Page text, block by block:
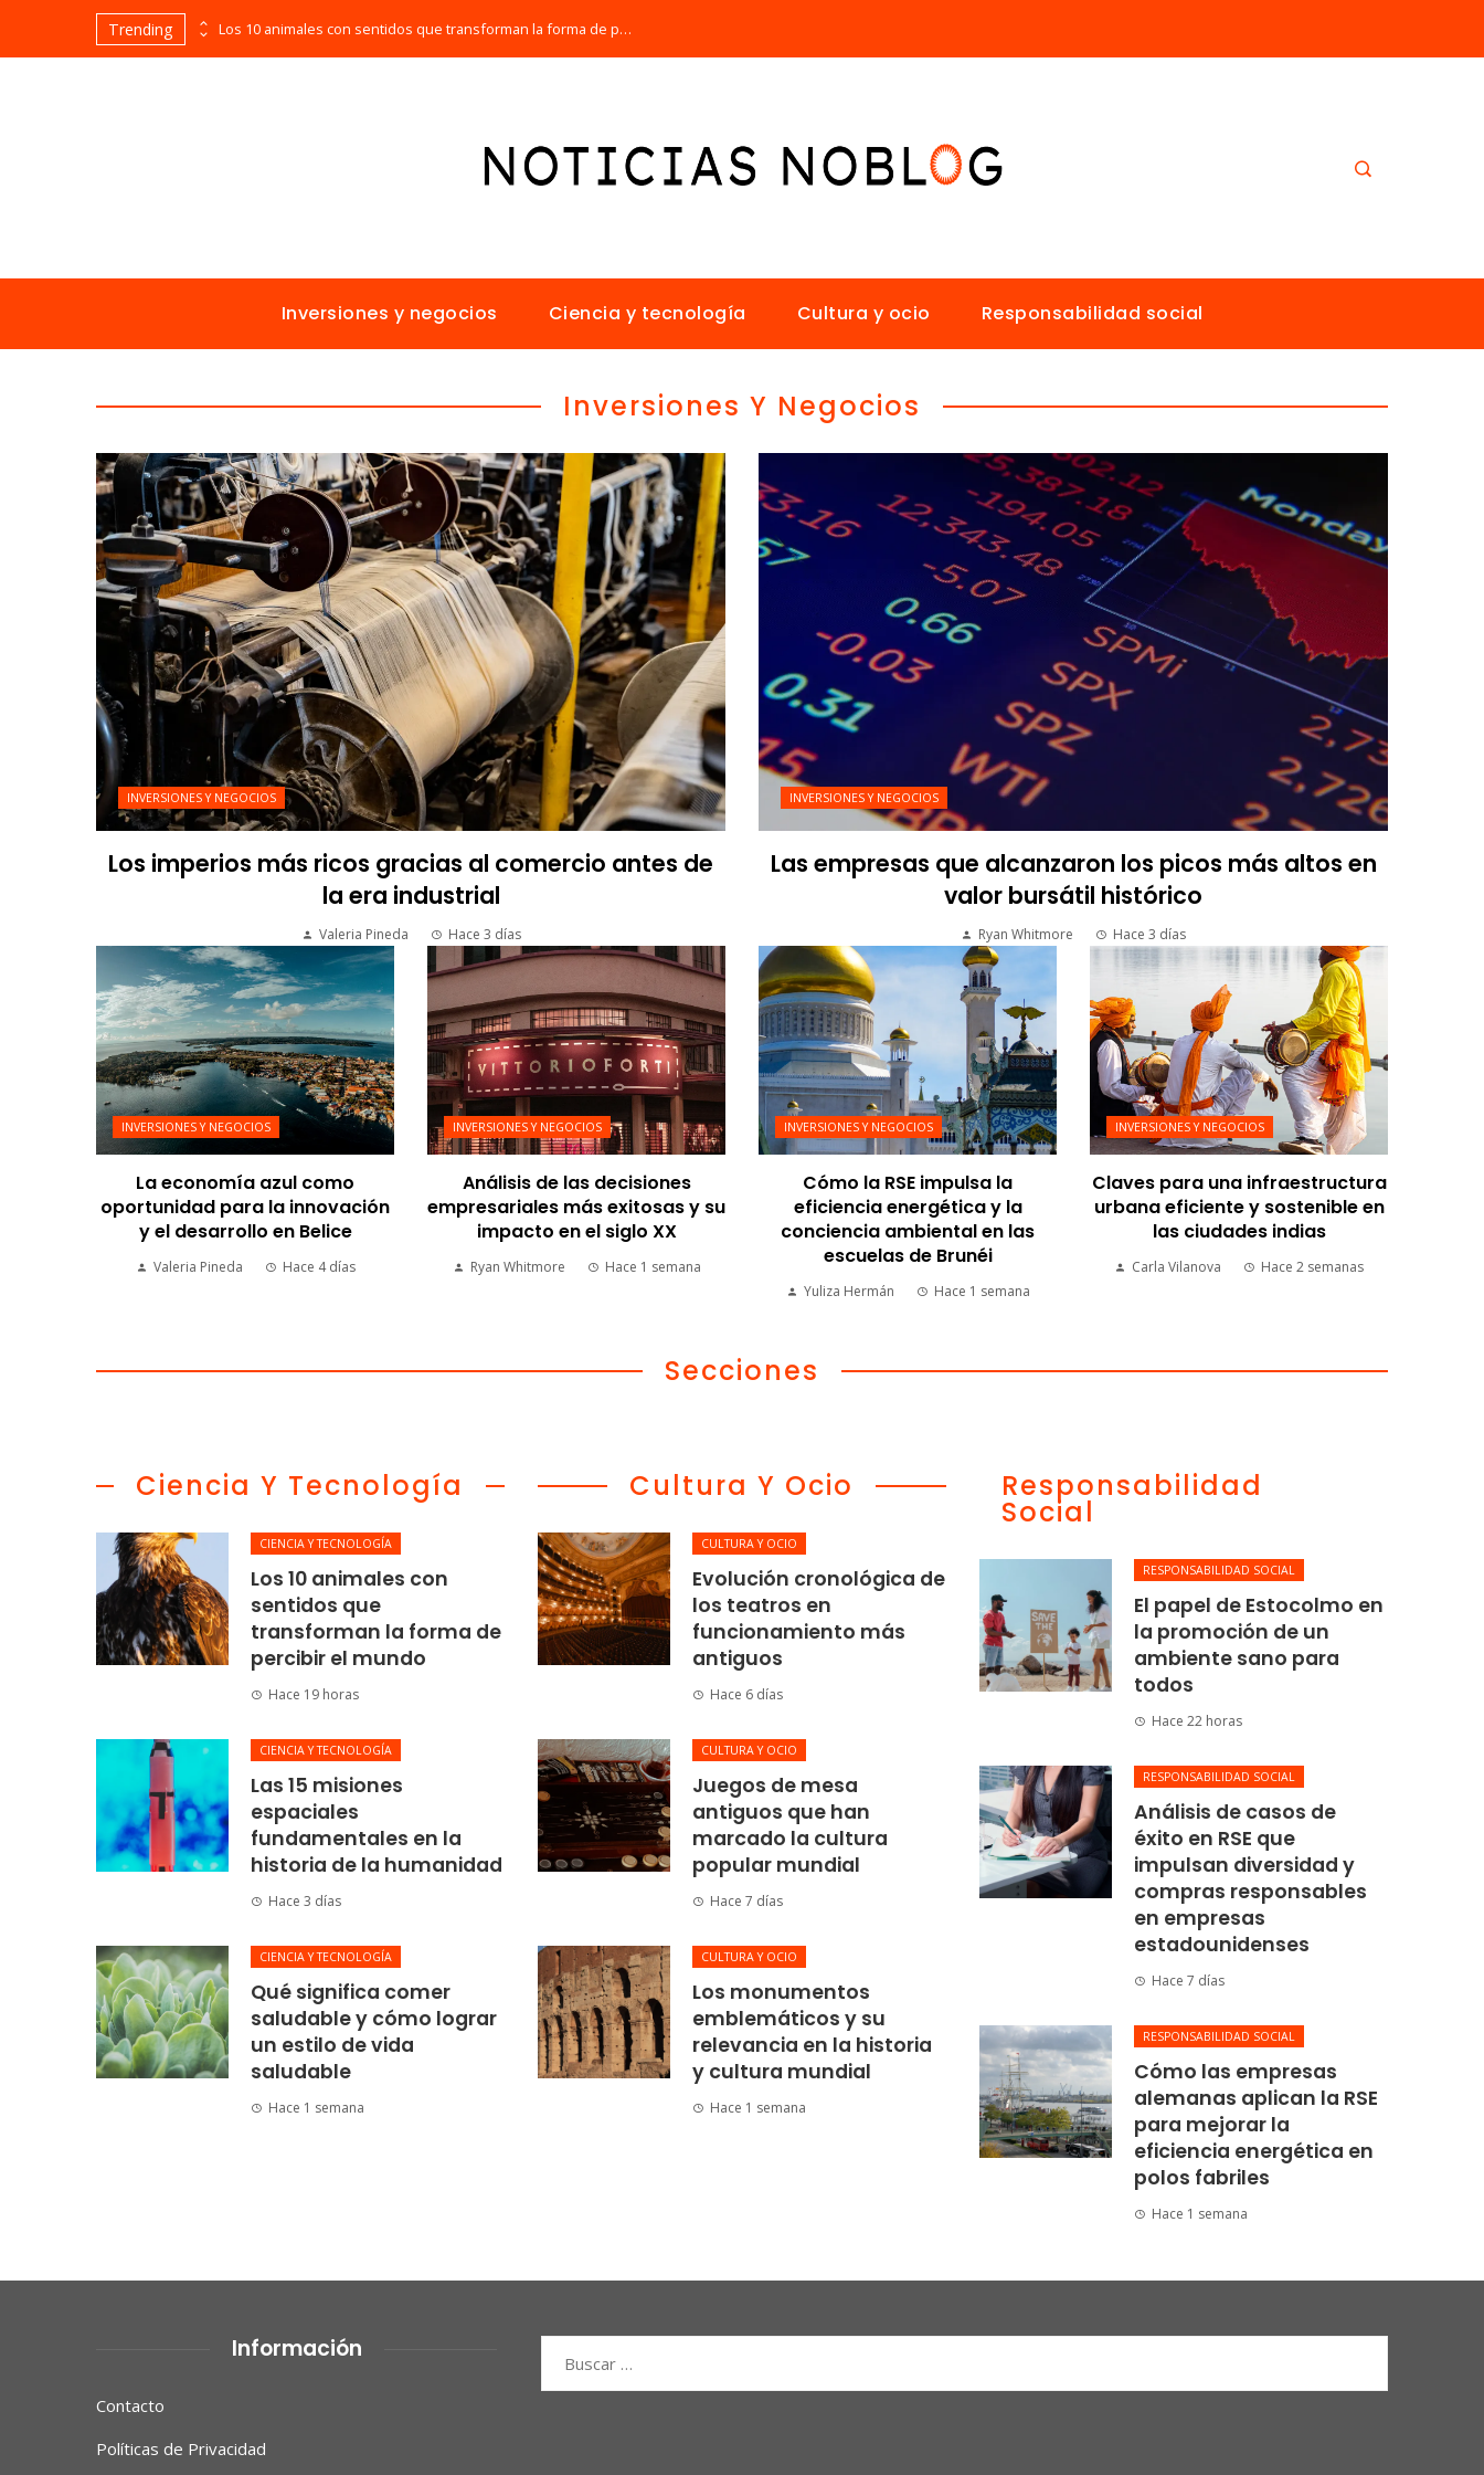
Trending Las empresas que alcanzaron los picos más altos en valor bursátil histórico Los 10 animales con sentidos que transforman la forma de percibir el mundo
Inversiones y negocios Ciencia y tecnología Cultura y ocio Responsabilidad social
Inversiones Y Negocios
INVERSIONES Y NEGOCIOS
Los imperios más ricos gracias al comercio antes de
la era industrial
Valeria Pineda Hace 3 días
INVERSIONES Y NEGOCIOS
Las empresas que alcanzaron los picos más altos en
valor bursátil histórico
Ryan Whitmore Hace 3 días
INVERSIONES Y NEGOCIOS
La economía azul como
oportunidad para la innovación
y el desarrollo en Belice
Valeria Pineda Hace 4 días
INVERSIONES Y NEGOCIOS
Análisis de las decisiones
empresariales más exitosas y su
impacto en el siglo XX
Ryan Whitmore Hace 1 semana
INVERSIONES Y NEGOCIOS
Cómo la RSE impulsa la
eficiencia energética y la
conciencia ambiental en las
escuelas de Brunéi
Yuliza Hermán Hace 1 semana
INVERSIONES Y NEGOCIOS
Claves para una infraestructura
urbana eficiente y sostenible en
las ciudades indias
Carla Vilanova Hace 2 semanas
Secciones
Ciencia Y Tecnología
CIENCIA Y TECNOLOGÍA
Los 10 animales con
sentidos que
transforman la forma de
percibir el mundo
Hace 19 horas
CIENCIA Y TECNOLOGÍA
Las 15 misiones
espaciales
fundamentales en la
historia de la humanidad
Hace 3 días
CIENCIA Y TECNOLOGÍA
Qué significa comer
saludable y cómo lograr
un estilo de vida
saludable
Hace 1 semana
Cultura Y Ocio
CULTURA Y OCIO
Evolución cronológica de
los teatros en
funcionamiento más
antiguos
Hace 6 días
CULTURA Y OCIO
Juegos de mesa
antiguos que han
marcado la cultura
popular mundial
Hace 7 días
CULTURA Y OCIO
Los monumentos
emblemáticos y su
relevancia en la historia
y cultura mundial
Hace 1 semana
Responsabilidad
Social
RESPONSABILIDAD SOCIAL
El papel de Estocolmo en
la promoción de un
ambiente sano para
todos
Hace 22 horas
RESPONSABILIDAD SOCIAL
Análisis de casos de
éxito en RSE que
impulsan diversidad y
compras responsables
en empresas
estadounidenses
Hace 7 días
RESPONSABILIDAD SOCIAL
Cómo las empresas
alemanas aplican la RSE
para mejorar la
eficiencia energética en
polos fabriles
Hace 1 semana
Información
Contacto
Políticas de Privacidad